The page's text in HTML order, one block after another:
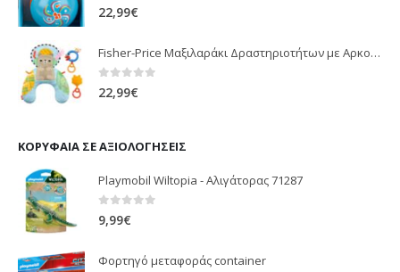
0 out of 5
22,99€
Fisher-Price Μαξιλαράκι Δραστηριοτήτων με Αρκουδάκι (JHB44)
0 out of 5
22,99€
ΚΟΡΥΦΑΊΑ ΣΕ ΑΞΙΟΛΟΓΉΣΕΙΣ
Playmobil Wiltopia - Αλιγάτορας 71287
0 out of 5
9,99€
Φορτηγό μεταφοράς container